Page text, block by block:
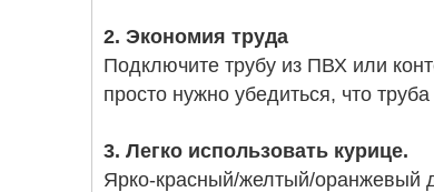
2. Экономия труда
Подключите трубу из ПВХ или
просто нужно убедиться, что
3. Легко использовать курице.
Ярко-красный/желтый/оранжевый